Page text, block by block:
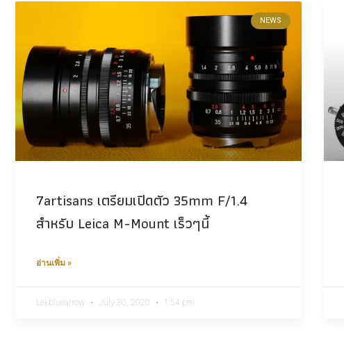
NEWS
7artisans เตรียมเปิดตัว 35mm F/1.4
สำหรับ Leica M-Mount เร็วๆนี้
อ่านเพิ่ม »
Lekbluearrow July 30, 2020 1:54 pm